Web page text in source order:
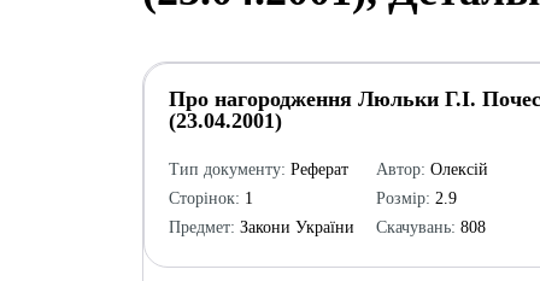
Про нагородження Люльки Г.І.
(23.04.2001)
Тип документу: Реферат
Сторінок: 1
Предмет: Закони України
Автор: Олексій
Розмір: 2.9
Скачувань: 808